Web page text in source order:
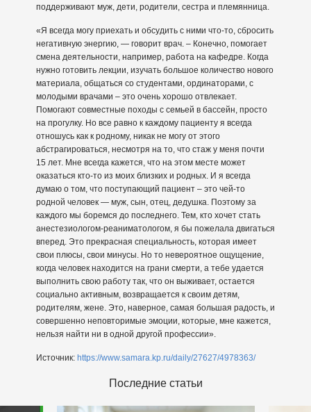
поддерживают муж, дети, родители, сестра и племянница.
«Я всегда могу приехать и обсудить с ними что-то, сбросить
негативную энергию, — говорит врач. – Конечно, помогает
смена деятельности, например, работа на кафедре. Когда
нужно готовить лекции, изучать большое количество нового
материала, общаться со студентами, ординаторами, с
молодыми врачами – это очень хорошо отвлекает.
Помогают совместные походы с семьей в бассейн, просто
на прогулку. Но все равно к каждому пациенту я всегда
отношусь как к родному, никак не могу от этого
абстрагироваться, несмотря на то, что стаж у меня почти
15 лет. Мне всегда кажется, что на этом месте может
оказаться кто-то из моих близких и родных. И я всегда
думаю о том, что поступающий пациент – это чей-то
родной человек — муж, сын, отец, дедушка. Поэтому за
каждого мы боремся до последнего. Тем, кто хочет стать
анестезиологом-реаниматологом, я бы пожелала двигаться
вперед. Это прекрасная специальность, которая имеет
свои плюсы, свои минусы. Но то невероятное ощущение,
когда человек находится на грани смерти, а тебе удается
выполнить свою работу так, что он выживает, остается
социально активным, возвращается к своим детям,
родителям, жене. Это, наверное, самая большая радость, и
совершенно неповторимые эмоции, которые, мне кажется,
нельзя найти ни в одной другой профессии».
Источник: https://www.samara.kp.ru/daily/27627/4978363/
Последние статьи